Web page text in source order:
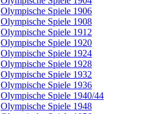
Olympische Spiele 1906
Olympische Spiele 1908
Olympische Spiele 1912
Olympische Spiele 1920
Olympische Spiele 1924
Olympische Spiele 1928
Olympische Spiele 1932
Olympische Spiele 1936
Olympische Spiele 1940/44
Olympische Spiele 1948